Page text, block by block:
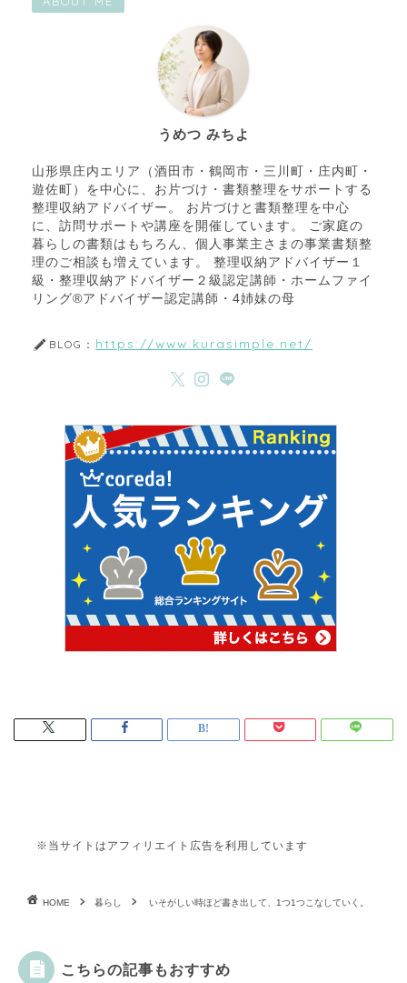
うめつ みちよ
山形県庄内エリア（酒田市・鶴岡市・三川町・庄内町・
遊佐町）を中心に、お片づけ・書類整理をサポートする
整理収納アドバイザー。 お片づけと書類整理を中心
に、訪問サポートや講座を開催しています。 ご家庭の
暮らしの書類はもちろん、個人事業主さまの事業書類整
理のご相談も増えています。 整理収納アドバイザー１
級・整理収納アドバイザー２級認定講師・ホームファイ
リング®アドバイザー認定講師・4姉妹の母
BLOG： https://www.kurasimple.net/
※当サイトはアフィリエイト広告を利用しています
HOME 暮らし いそがしい時ほど書き出して、1つ1つこなしていく。
こちらの記事もおすすめ